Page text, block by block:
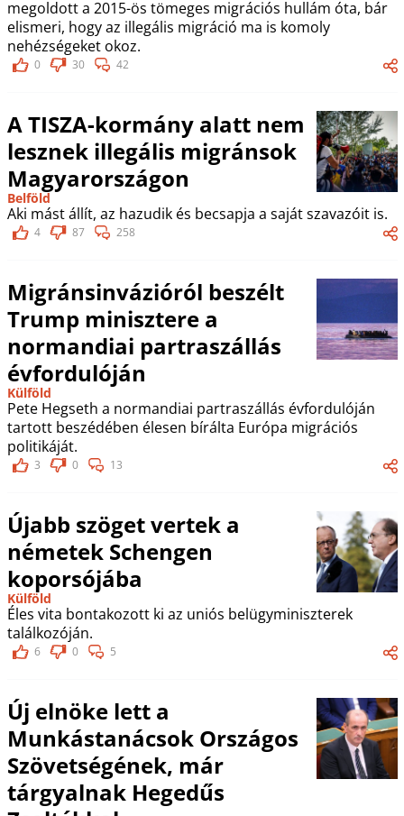
megoldott a 2015-ös tömeges migrációs hullám óta, bár
elismeri, hogy az illegális migráció ma is komoly
nehézségeket okoz.
0 30 42
A TISZA-kormány alatt nem
lesznek illegális migránsok
Magyarországon
Belföld
Aki mást állít, az hazudik és becsapja a saját szavazóit is.
4 87 258
Migránsinvázióról beszélt
Trump minisztere a
normandiai partraszállás
évfordulóján
Külföld
Pete Hegseth a normandiai partraszállás évfordulóján
tartott beszédében élesen bírálta Európa migrációs
politikáját.
3 0 13
Újabb szöget vertek a
németek Schengen
koporsójába
Külföld
Éles vita bontakozott ki az uniós belügyminiszterek
találkozóján.
6 0 5
Új elnöke lett a
Munkástanácsok Országos
Szövetségének, már
tárgyalnak Hegedűs